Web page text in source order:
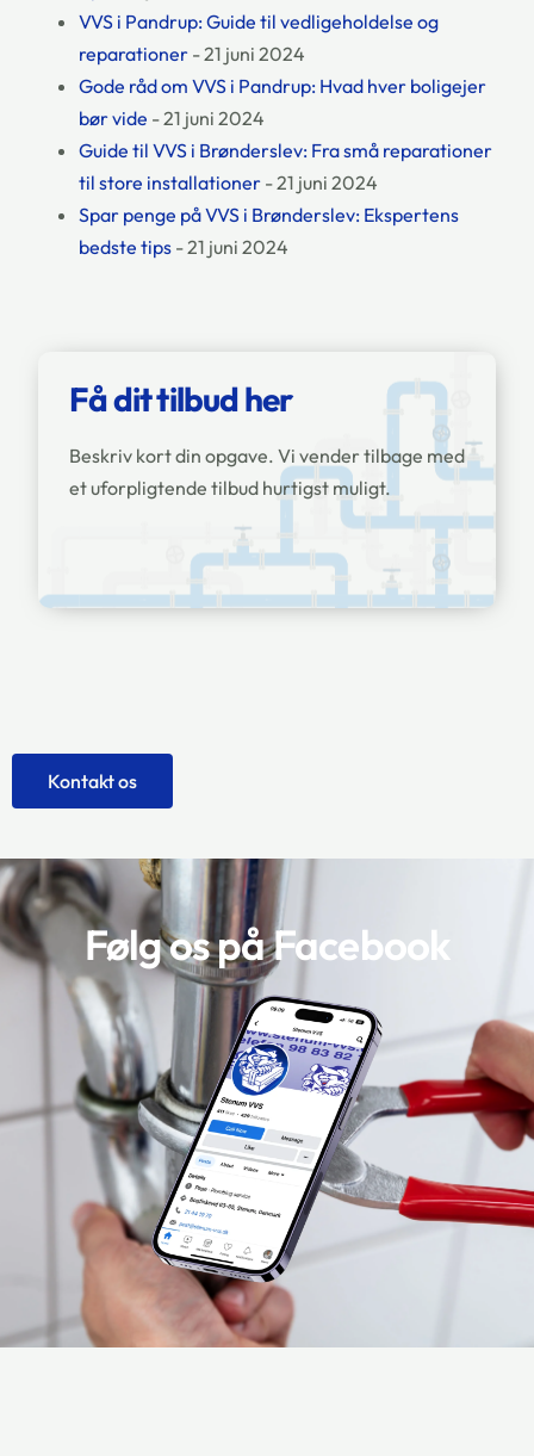
VVS i Pandrup: Guide til vedligeholdelse og
reparationer - 21 juni 2024
Gode råd om VVS i Pandrup: Hvad hver boligejer
bør vide - 21 juni 2024
Guide til VVS i Brønderslev: Fra små reparationer
til store installationer - 21 juni 2024
Spar penge på VVS i Brønderslev: Ekspertens
bedste tips - 21 juni 2024
Få dit tilbud her
Beskriv kort din opgave. Vi vender tilbage med
et uforpligtende tilbud hurtigst muligt.
Kontakt os
Følg os på Facebook